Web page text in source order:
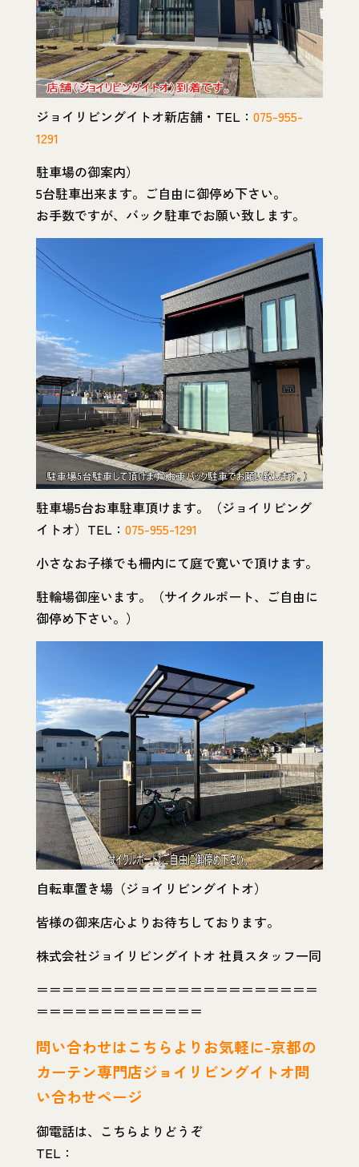
ジョイリビングイトオ新店舗・TEL： 075-955-
1291
駐車場の御案内）
5台駐車出来ます。ご自由に御停め下さい。
お手数ですが、バック駐車でお願い致します。
駐車場5台お車駐車頂けます。（ジョイリビング
イトオ）TEL： 075-955-1291
小さなお子様でも柵内にて庭で寛いで頂けます。
駐輪場御座います。（サイクルポート、ご自由に
御停め下さい。）
自転車置き場（ジョイリビングイトオ）
皆様の御来店心よりお待ちしております。
株式会社ジョイリビングイトオ 社員スタッフ一同
＝＝＝＝＝＝＝＝＝＝＝＝＝＝＝＝＝＝＝＝＝＝
＝＝＝＝＝＝＝＝＝＝＝＝＝
問い合わせはこちらよりお気軽に-京都の
カーテン専門店ジョイリビングイトオ問
い合わせページ
御電話は、こちらよりどうぞ
TEL：